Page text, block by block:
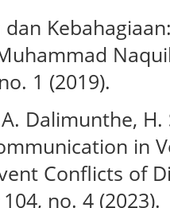
dan
1 (2019).
Dalimunthe, H.
in
Conflicts of
no. 4 (2023).